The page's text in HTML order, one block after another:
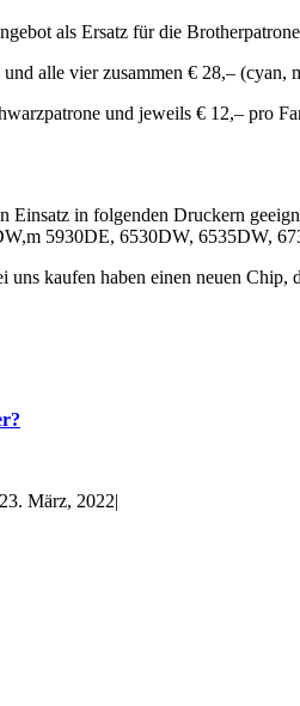
als Ersatz für die
alle vier zusammen € 28,–
und jeweils € 12,– pro
in folgenden Druckern
5930DE, 6530DW, 6535DW,
kaufen haben einen neuen
März, 2022|